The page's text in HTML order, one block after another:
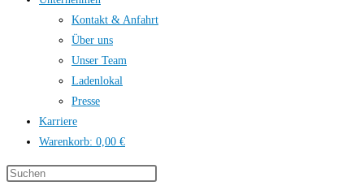
Kontakt & Anfahrt
Über uns
Unser Team
Ladenlokal
Presse
Karriere
Warenkorb: 0,00 €